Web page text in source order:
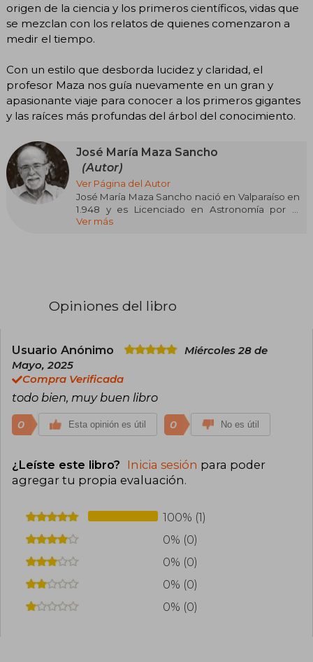
origen de la ciencia y los primeros científicos, vidas que
se mezclan con los relatos de quienes comenzaron a
medir el tiempo.
Con un estilo que desborda lucidez y claridad, el
profesor Maza nos guía nuevamente en un gran y
apasionante viaje para conocer a los primeros gigantes
y las raíces más profundas del árbol del conocimiento.
José María Maza Sancho
(Autor)
Ver Página del Autor
José María Maza Sancho nació en Valparaíso en
1.948 y es Licenciado en Astronomía por la
Universidad de Chile y doctor en Astronomía en
de Ciencias. Es autor de Astronomía
transformado en el primer bestseller de
de 70.000 ejemplares.
Ver más
Opiniones del libro
Usuario Anónimo
Miércoles 28 de
Mayo, 2025
Compra Verificada
todo bien, muy buen libro
0 Esta opinión es útil 0 No es útil
¿Leíste este libro? Inicia sesión para poder
agregar tu propia evaluación.
100% (1)
0% (0)
0% (0)
0% (0)
0% (0)